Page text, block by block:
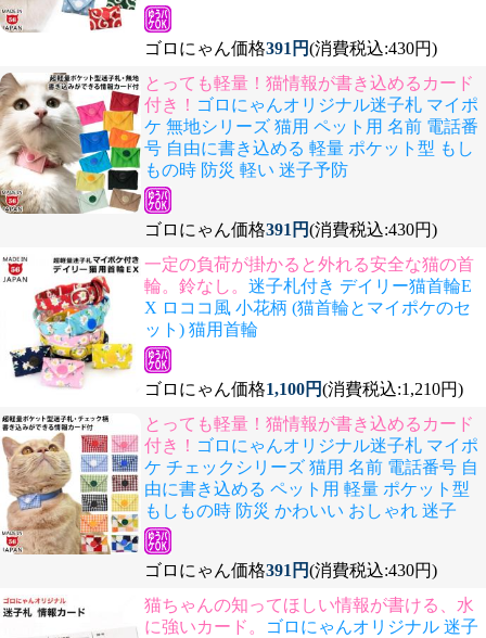
ゴロにゃん価格391円(消費税込:430円)
とっても軽量！猫情報が書き込めるカード
付き！ ゴロにゃんオリジナル迷子札 マイポ
ケ 無地シリーズ 猫用 ペット用 名前 電話番
号 自由に書き込める 軽量 ポケット型 もし
もの時 防災 軽い 迷子予防
ゴロにゃん価格391円(消費税込:430円)
一定の負荷が掛かると外れる安全な猫の首
輪。鈴なし。 迷子札付き デイリー猫首輪E
X ロココ風 小花柄 (猫首輪とマイポケのセ
ット) 猫用首輪
ゴロにゃん価格1,100円(消費税込:1,210円)
とっても軽量！猫情報が書き込めるカード
付き！ ゴロにゃんオリジナル迷子札 マイポ
ケ チェックシリーズ 猫用 名前 電話番号 自
由に書き込める ペット用 軽量 ポケット型
もしもの時 防災 かわいい おしゃれ 迷子
ゴロにゃん価格391円(消費税込:430円)
猫ちゃんの知ってほしい情報が書ける、水
に強いカード。
ゴロにゃんオリジナル 迷子